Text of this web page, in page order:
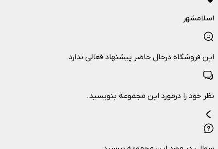
اسلامشهر
این فروشگاه درحال حاضر پیشنهاد فعالی ندارد
نظر خود را درمورد این مجموعه بنویسید.